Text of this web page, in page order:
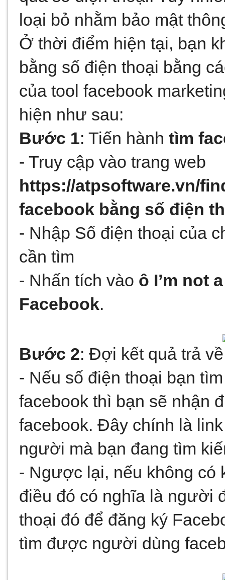
loại bỏ nhằm bảo mật
Ở thời điểm hiện tại, bạn
bằng số điện thoại bằng
của tool facebook
hiện như sau:
Bước 1: Tiến hành tìm
https://atpsoftware.vn/
facebook bằng số điện
- Nhập Số điện thoại của
cần tìm
- Nhấn tích vào ô I’m not
Facebook.
Bước 2: Đợi kết quả trả về
- Nếu số điện thoại bạn
facebook thì bạn sẽ nhận
facebook. Đây chính là
người mà bạn đang tìm
- Ngược lại, nếu không có
điều đó có nghĩa là người
thoại đó để đăng ký
tìm được người dùng